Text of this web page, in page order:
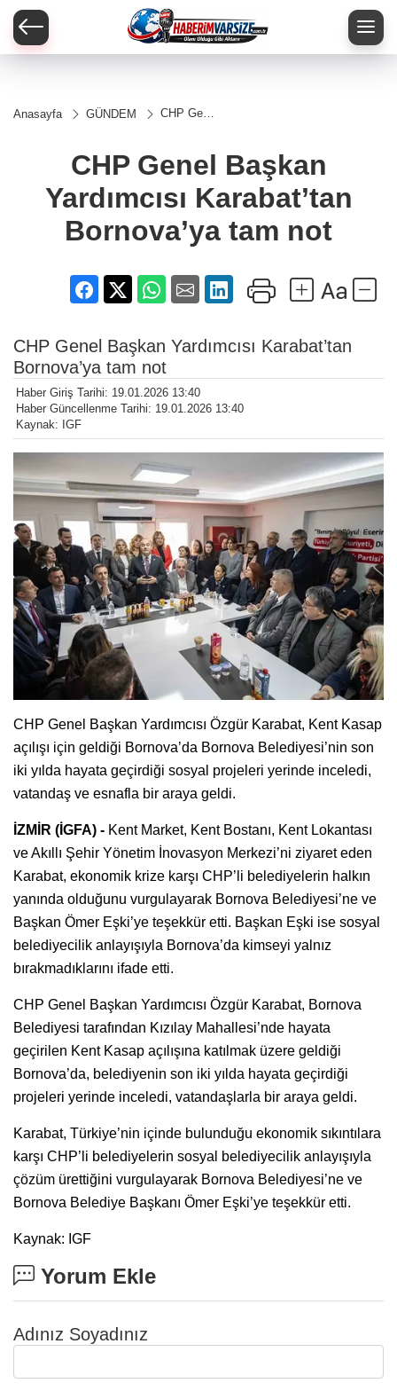
Anasayfa GÜNDEM
CHP Genel
Karabat’tan
Bornova’ya
CHP Genel Başkan
Yardımcısı Karabat’tan
Bornova’ya tam not
CHP Genel Başkan Yardımcısı Karabat’tan
Bornova’ya tam not
Haber Giriş Tarihi: 19.01.2026 13:40
Haber Güncellenme Tarihi: 19.01.2026 13:40
Kaynak: IGF
CHP Genel Başkan Yardımcısı Özgür Karabat, Kent Kasap
açılışı için geldiği Bornova’da Bornova Belediyesi’nin son
iki yılda hayata geçirdiği sosyal projeleri yerinde inceledi,
vatandaş ve esnafla bir araya geldi.
İZMİR (İGFA) - Kent Market, Kent Bostanı, Kent Lokantası
ve Akıllı Şehir Yönetim İnovasyon Merkezi’ni ziyaret eden
Karabat, ekonomik krize karşı CHP’li belediyelerin halkın
yanında olduğunu vurgulayarak Bornova Belediyesi’ne ve
Başkan Ömer Eşki’ye teşekkür etti. Başkan Eşki ise sosyal
belediyecilik anlayışıyla Bornova’da kimseyi yalnız
bırakmadıklarını ifade etti.
CHP Genel Başkan Yardımcısı Özgür Karabat, Bornova
Belediyesi tarafından Kızılay Mahallesi’nde hayata
geçirilen Kent Kasap açılışına katılmak üzere geldiği
Bornova’da, belediyenin son iki yılda hayata geçirdiği
projeleri yerinde inceledi, vatandaşlarla bir araya geldi.
Karabat, Türkiye’nin içinde bulunduğu ekonomik sıkıntılara
karşı CHP’li belediyelerin sosyal belediyecilik anlayışıyla
çözüm ürettiğini vurgulayarak Bornova Belediyesi’ne ve
Bornova Belediye Başkanı Ömer Eşki’ye teşekkür etti.
Kaynak: IGF
Yorum Ekle
Adınız Soyadınız